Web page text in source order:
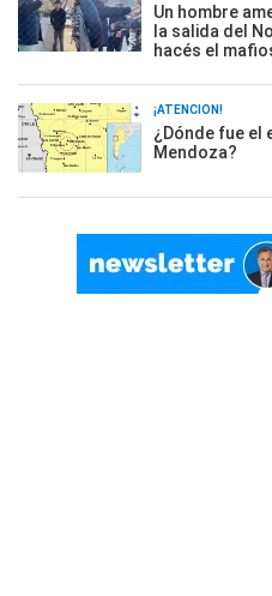
Un hombre
la salida del
hacés el
¡ATENCIÓN!
¿Dónde fue el
Mendoza?